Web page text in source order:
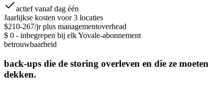
actief vanaf dag één
Jaarlijkse kosten voor 3 locaties
$210-267/jr plus managementoverhead
$ 0 - inbegrepen bij elk Yovale-abonnement
betrouwbaarheid
back-ups die de storing overleven en die ze moeten
dekken.